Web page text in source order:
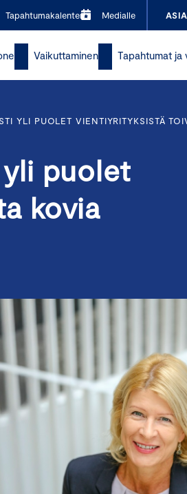
Tapahtumakalenteri Medialle
Vaikuttaminen Tapahtumat ja
YLI PUOLET VIENTIYRITYKSISTÄ
puolet
kovia